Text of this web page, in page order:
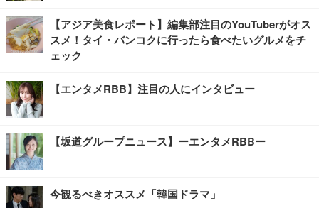
【アジア美食レポート】編集部注目のYouTuberがオス
スメ！タイ・バンコクに行ったら食べたいグルメをチ
ェック
【エンタメRBB】注目の人にインタビュー
【坂道グループニュース】ーエンタメRBBー
今観るべきオススメ「韓国ドラマ」